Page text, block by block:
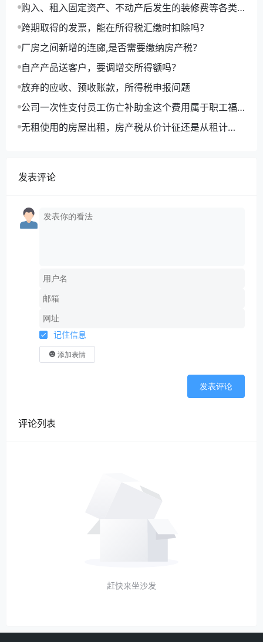
个人信息时候，任职受雇从业类型为“雇员”时，
综合所得/非居民所得的一般劳务报酬所得和其他
劳务报酬所得不可填写。
税申报系统给他按劳务报酬申报个税的。
从这点上来说，你的雇员你不可能又给他按
工资薪金申报个税，同时又分出来一部分报酬开
03#
员工给单位销售了货物，或者提供了租赁等
服务取得的收入呢？
租给自己单位办公了，这种是可以代开租赁发票
而是取得财产租赁所得的行为。
时从公司取得工资薪金所得和财产租赁所得是可
购入、租入固定资产、不动产后发生的装修费等各类
费用进项抵扣问题的执行口径
跨期取得的发票，能在所得税汇缴时扣除吗？
厂房之间新增的连廊,是否需要缴纳房产税？
自产产品送客户，要调增交所得额吗？
放弃的应收、预收账款，所得税申报问题
公司一次性支付员工伤亡补助金这个费用属于职工福
利只能企业所得税扣除工资的14%吗？
无租使用的房屋出租，房产税从价计征还是从租计
发表评论
记住信息
添加表情
发表评论
评论列表
赶快来坐沙发